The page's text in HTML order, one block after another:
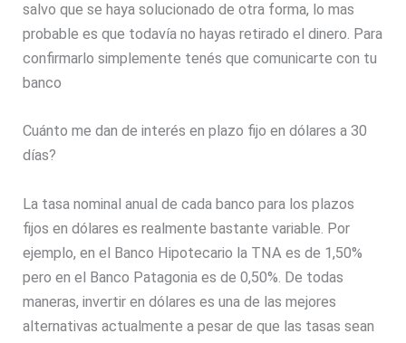
salvo que se haya solucionado de otra forma, lo mas
probable es que todavía no hayas retirado el dinero. Para
confirmarlo simplemente tenés que comunicarte con tu
banco
Cuánto me dan de interés en plazo fijo en dólares a 30
días?
La tasa nominal anual de cada banco para los plazos
fijos en dólares es realmente bastante variable. Por
ejemplo, en el Banco Hipotecario la TNA es de 1,50%
pero en el Banco Patagonia es de 0,50%. De todas
maneras, invertir en dólares es una de las mejores
alternativas actualmente a pesar de que las tasas sean